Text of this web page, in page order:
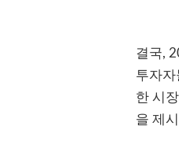
결국,
투자자
한 시
을 제